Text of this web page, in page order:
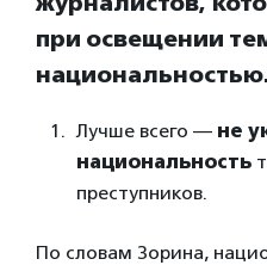
при освещении
Лучше всего — не
национальность
преступников.
По словам Зорина,